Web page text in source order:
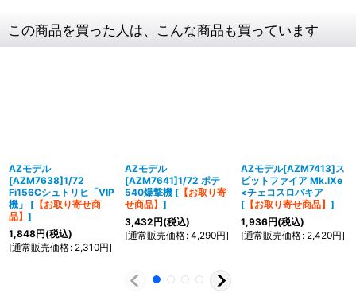
この商品を買った人は、こんな商品も買っています
AZモデル
[AZM7638]1/72
Fi156Cシュトリヒ「VIP
機」
[ 【お取り寄せ商
品】 ]
1,848円(税込)
[通常販売価格: 2,310円]
AZモデル
[AZM7641]1/72 ポテ
540爆撃機 [ 【お取り寄
せ商品】 ]
3,432円(税込)
[通常販売価格: 4,290円]
AZモデル[AZM7413]ス
ピットファイア Mk.IXe
<チェコスロバキア
[ 【お取り寄せ商品】 ]
1,936円(税込)
[通常販売価格: 2,420円]